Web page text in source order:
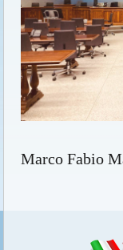
Marco Fabio